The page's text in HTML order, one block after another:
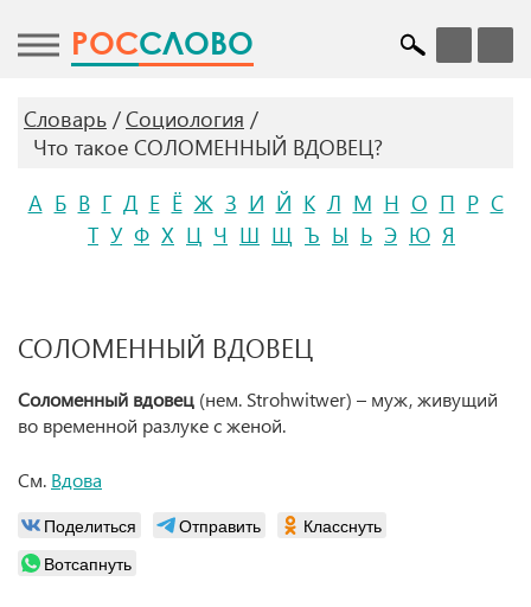
POCСЛОВО
Словарь
Социология
Что такое СОЛОМЕННЫЙ ВДОВЕЦ?
А Б В Г Д Е Ё Ж З И Й К Л М Н О П Р С
Т У Ф Х Ц Ч Ш Щ Ъ Ы Ь Э Ю Я
СОЛОМЕННЫЙ ВДОВЕЦ
Соломенный вдовец (нем. Strohwitwer) – муж, живущий
во временной разлуке с женой.
См. Вдова
Поделиться Отправить
Класснуть
Вотсапнуть